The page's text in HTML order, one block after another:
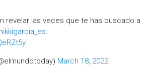
revelar las veces que te has buscado a
.
March 18, 2022